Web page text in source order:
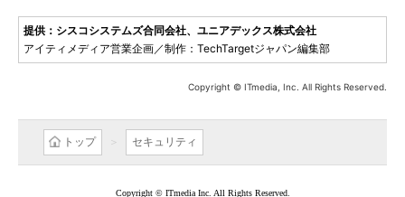
提供：シスコシステムズ合同会社、ユニアデックス株式会社
アイティメディア営業企画／制作：TechTargetジャパン編集部
Copyright © ITmedia, Inc. All Rights Reserved.
トップ セキュリティ
Copyright © ITmedia Inc. All Rights Reserved.